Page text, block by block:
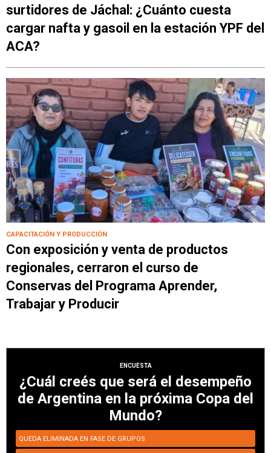
surtidores de Jáchal: ¿Cuánto cuesta
cargar nafta y gasoil en la estación YPF del
ACA?
CAPACITACIÓN Y PRODUCCIÓN
Con exposición y venta de productos
regionales, cerraron el curso de
Conservas del Programa Aprender,
Trabajar y Producir
ENCUESTA
¿Cuál creés que será el desempeño
de Argentina en la próxima Copa del
Mundo?
QUEDA ELIMINADA EN FASE DE GRUPOS